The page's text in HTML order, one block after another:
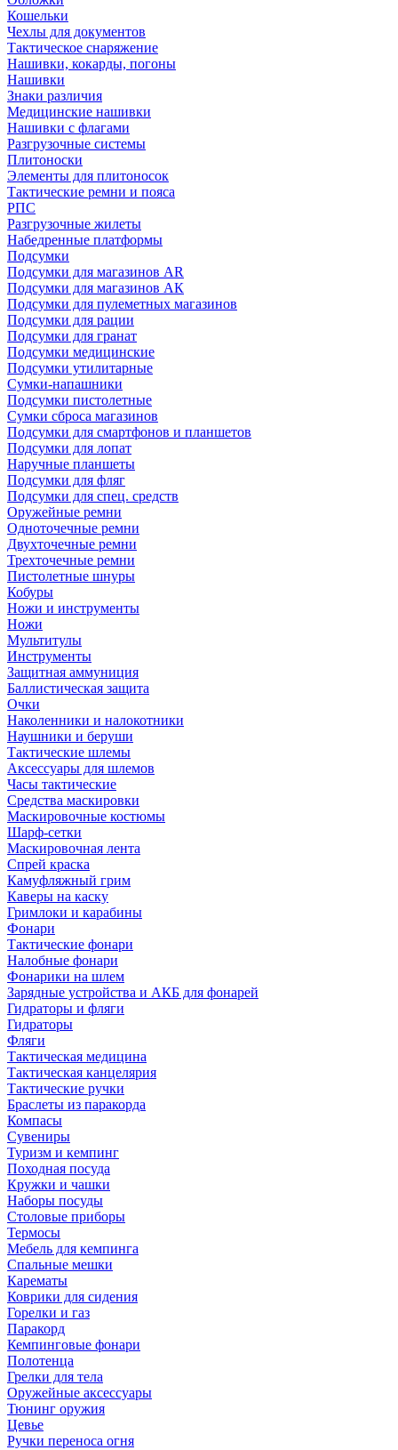
Кошельки
Чехлы для документов
Тактическое снаряжение
Нашивки, кокарды, погоны
Нашивки
Знаки различия
Медицинские нашивки
Нашивки с флагами
Разгрузочные системы
Плитоноски
Элементы для плитоносок
Тактические ремни и пояса
РПС
Разгрузочные жилеты
Набедренные платформы
Подсумки
Подсумки для магазинов AR
Подсумки для магазинов АК
Подсумки для пулеметных магазинов
Подсумки для рации
Подсумки для гранат
Подсумки медицинские
Подсумки утилитарные
Сумки-напашники
Подсумки пистолетные
Сумки сброса магазинов
Подсумки для смартфонов и планшетов
Подсумки для лопат
Наручные планшеты
Подсумки для фляг
Подсумки для спец. средств
Оружейные ремни
Одноточечные ремни
Двухточечные ремни
Трехточечные ремни
Пистолетные шнуры
Кобуры
Ножи и инструменты
Ножи
Мультитулы
Инструменты
Защитная аммуниция
Баллистическая защита
Очки
Наколенники и налокотники
Наушники и беруши
Тактические шлемы
Аксессуары для шлемов
Часы тактические
Средства маскировки
Маскировочные костюмы
Шарф-сетки
Маскировочная лента
Спрей краска
Камуфляжный грим
Каверы на каску
Гримлоки и карабины
Фонари
Тактические фонари
Налобные фонари
Фонарики на шлем
Зарядные устройства и АКБ для фонарей
Гидраторы и фляги
Гидраторы
Фляги
Тактическая медицина
Тактическая канцелярия
Тактические ручки
Браслеты из паракорда
Компасы
Сувениры
Туризм и кемпинг
Походная посуда
Кружки и чашки
Наборы посуды
Столовые приборы
Термосы
Мебель для кемпинга
Спальные мешки
Карематы
Коврики для сидения
Горелки и газ
Паракорд
Кемпинговые фонари
Полотенца
Грелки для тела
Оружейные аксессуары
Тюнинг оружия
Цевье
Ручки переноса огня